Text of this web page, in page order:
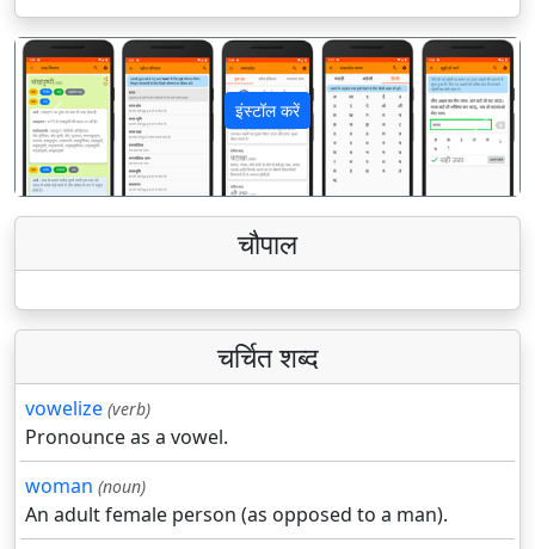
इंस्टॉल करें
पिछला अगला
चौपाल
चर्चित शब्द
vowelize (verb)
Pronounce as a vowel.
woman (noun)
An adult female person (as opposed to a man).